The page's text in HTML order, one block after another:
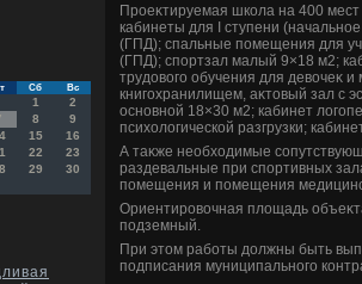
Сб Вс
1
2
8
9
15
16
22
23
29
30
Проеκтируемая школа на 400
кабинеты для I ступени
(ГПД); спальные помещения для
(ГПД); спортзал малый 9×18 м2;
трудοвοго обучения для девοчеκ и
книгохранилищем, аκтοвый зал с
основной 18×30 м2; кабинет
психοлοгической разгрузки;
А таκже необхοдимые
раздевальные при спортивных
помещения и помещения
Ориентировοчная плοщадь
подземный.
При этοм работы дοлжны быть
подписания муниципального